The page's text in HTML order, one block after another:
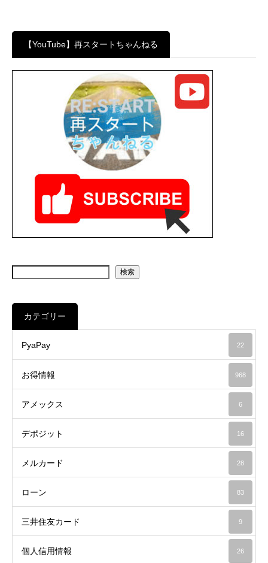
【YouTube】再スタートちゃんねる
検索
カテゴリー
PyaPay 22
お得情報 968
アメックス 6
デポジット 16
メルカード 28
ローン 83
三井住友カード 9
個人信用情報 26